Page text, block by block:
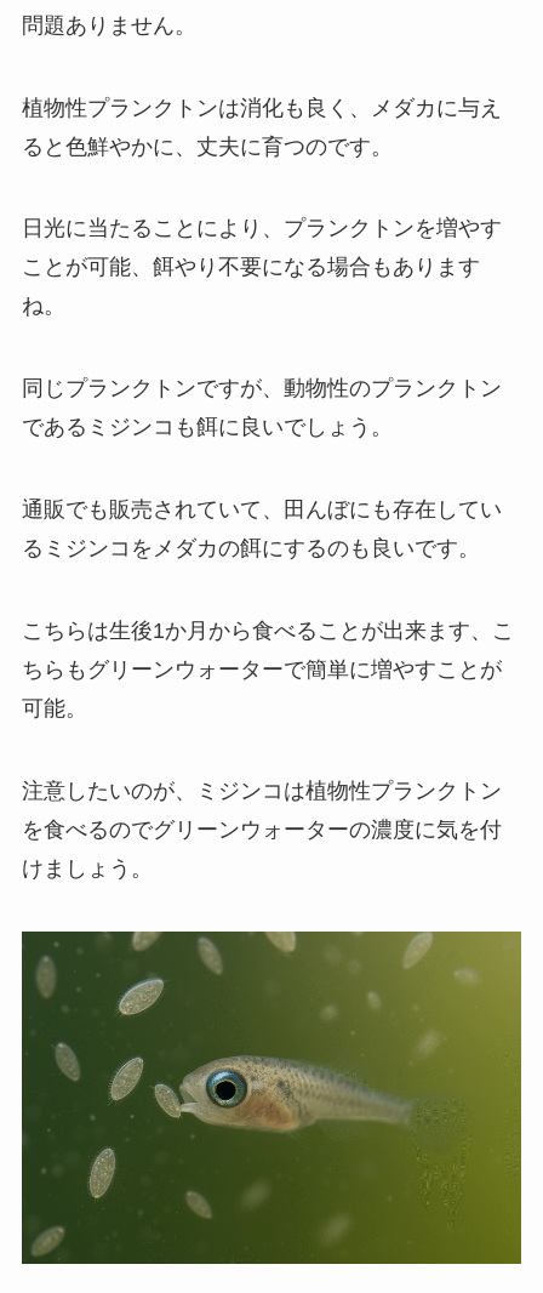
問題ありません。
植物性プランクトンは消化も良く、メダカに与え
ると色鮮やかに、丈夫に育つのです。
日光に当たることにより、プランクトンを増やす
ことが可能、餌やり不要になる場合もあります
ね。
同じプランクトンですが、動物性のプランクトン
であるミジンコも餌に良いでしょう。
通販でも販売されていて、田んぼにも存在してい
るミジンコをメダカの餌にするのも良いです。
こちらは生後1か月から食べることが出来ます、こ
ちらもグリーンウォーターで簡単に増やすことが
可能。
注意したいのが、ミジンコは植物性プランクトン
を食べるのでグリーンウォーターの濃度に気を付
けましょう。